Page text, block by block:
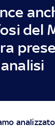
del